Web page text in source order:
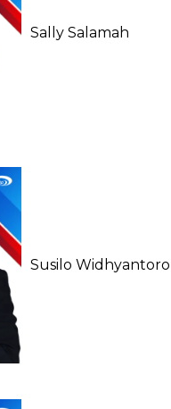
Sally Salamah
Susilo Widhyantoro